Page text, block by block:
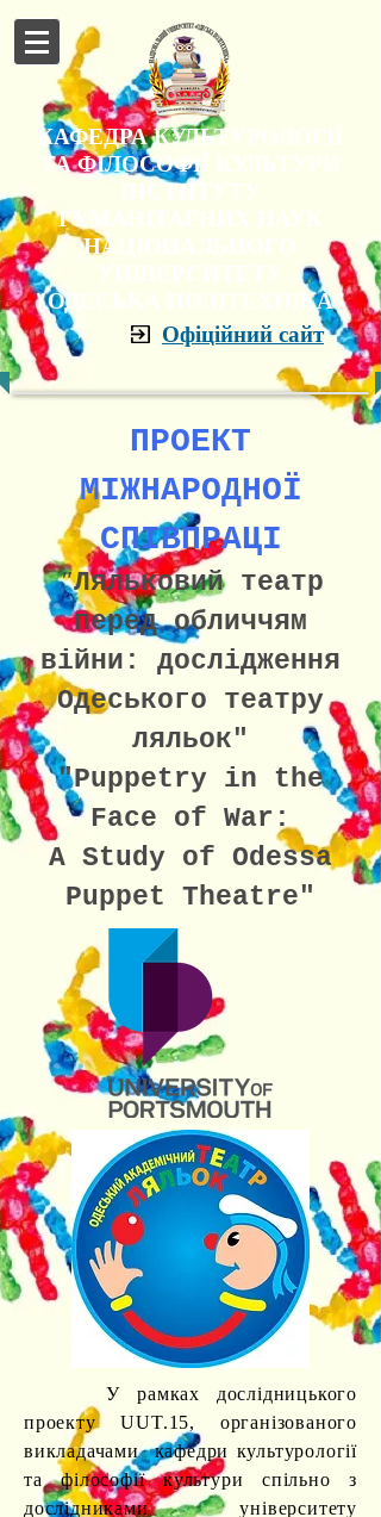
КАФЕДРА КУЛЬТУРОЛОГІЇ
ТА ФІЛОСОФІЇ КУЛЬТУРИ
ІНСТИТУТУ
ГУМАНІТАРНИХ НАУК
НАЦІОНАЛЬНОГО
"ОДЕСЬКА ПОЛІТЕХНІКА"
Офіційний сайт
ПРОЕКТ
МІЖНАРОДНОЇ
СПІВПРАЦІ
"Ляльковий театр
перед обличчям
війни: дослідження
Одеського театру
ляльок"
"Puppetry in the
Face of War:
A Study of Odessa
Puppet Theatre"
У рамках дослідницького
проекту UUT.15, організованого
викладачами кафедри культурології
та філософії культури спільно з
дослідниками університету